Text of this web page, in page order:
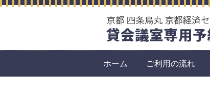
ホーム ご利用の流れ